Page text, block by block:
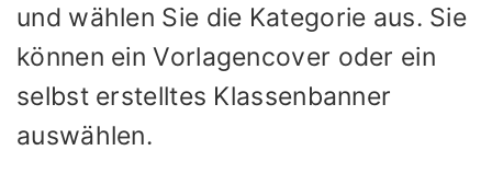
und wählen Sie die Kategorie aus. Sie
können ein Vorlagencover oder ein
selbst erstelltes Klassenbanner
auswählen.